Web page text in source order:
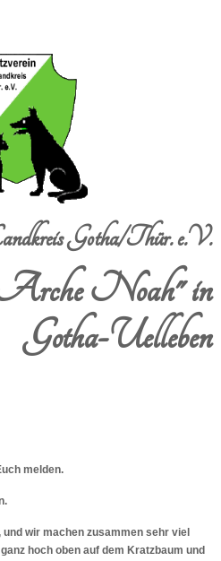
Gotha/Thür. e.V.
Noah" in
Gotha-Uelleben
melden.
wir machen zusammen sehr viel
hoch oben auf dem Kratzbaum und